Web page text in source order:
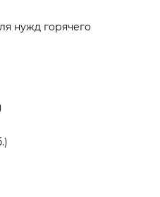
нужд горячего